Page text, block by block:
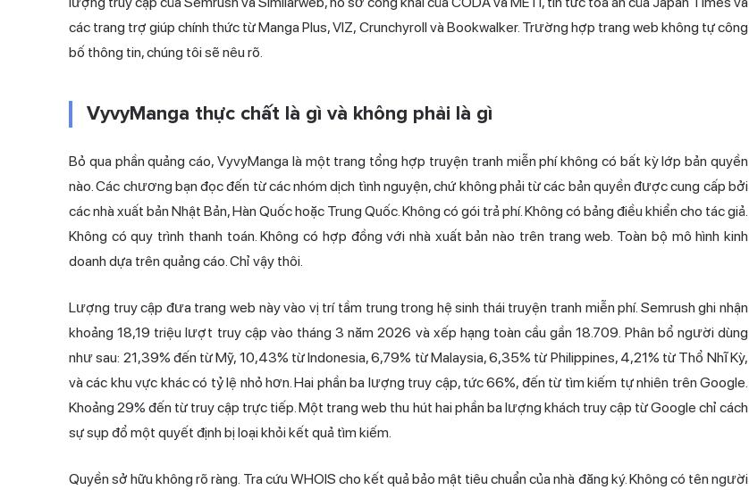
các trang trợ giúp chính thức từ Manga Plus, VIZ, Crunchyroll và Bookwalker. Trường hợp trang web không tự công
bố thông tin, chúng tôi sẽ nêu rõ.
VyvyManga thực chất là gì và không phải là gì
Bỏ qua phần quảng cáo, VyvyManga là một trang tổng hợp truyện tranh miễn phí không có bất kỳ lớp bản quyền
nào. Các chương bạn đọc đến từ các nhóm dịch tình nguyện, chứ không phải từ các bản quyền được cung cấp bởi
các nhà xuất bản Nhật Bản, Hàn Quốc hoặc Trung Quốc. Không có gói trả phí. Không có bảng điều khiển cho tác giả.
Không có quy trình thanh toán. Không có hợp đồng với nhà xuất bản nào trên trang web. Toàn bộ mô hình kinh
doanh dựa trên quảng cáo. Chỉ vậy thôi.
Lượng truy cập đưa trang web này vào vị trí tầm trung trong hệ sinh thái truyện tranh miễn phí. Semrush ghi nhận
khoảng 18,19 triệu lượt truy cập vào tháng 3 năm 2026 và xếp hạng toàn cầu gần 18.709. Phân bổ người dùng
như sau: 21,39% đến từ Mỹ, 10,43% từ Indonesia, 6,79% từ Malaysia, 6,35% từ Philippines, 4,21% từ Thổ Nhĩ Kỳ,
và các khu vực khác có tỷ lệ nhỏ hơn. Hai phần ba lượng truy cập, tức 66%, đến từ tìm kiếm tự nhiên trên Google.
Khoảng 29% đến từ truy cập trực tiếp. Một trang web thu hút hai phần ba lượng khách truy cập từ Google chỉ cách
sự sụp đổ một quyết định bị loại khỏi kết quả tìm kiếm.
Quyền sở hữu không rõ ràng. Tra cứu WHOIS cho kết quả bảo mật tiêu chuẩn của nhà đăng ký. Không có tên người